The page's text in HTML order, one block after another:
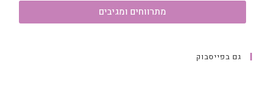
מתרווחים ומגיבים
גם בפייסבוק